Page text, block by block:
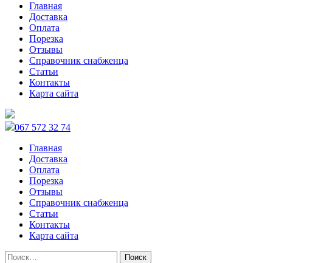
Главная
Доставка
Оплата
Порезка
Отзывы
Справочник снабженца
Статьи
Контакты
Карта сайта
067 572 32 74
Главная
Доставка
Оплата
Порезка
Отзывы
Справочник снабженца
Статьи
Контакты
Карта сайта